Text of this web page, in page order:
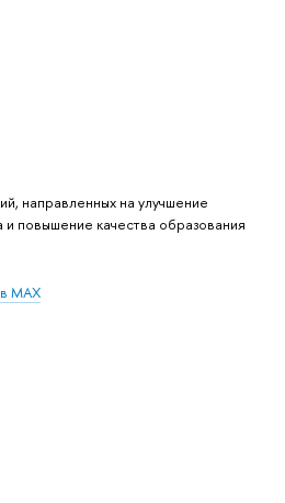
направленных на улучшение
и повышение качества образования
MAX